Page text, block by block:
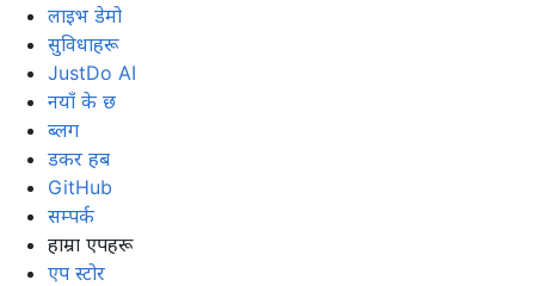
लाइभ डेमो
सुविधाहरू
JustDo AI
नयाँ के छ
ब्लग
डकर हब
GitHub
सम्पर्क
हाम्रा एपहरू
एप स्टोर